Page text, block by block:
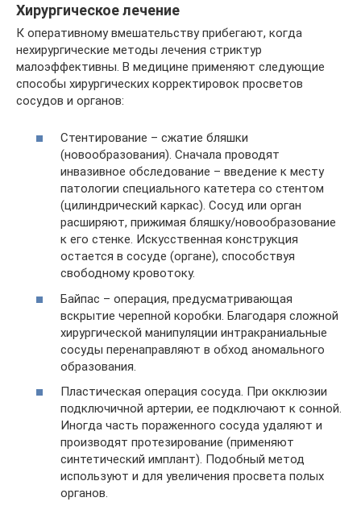
Хирургическое лечение
К оперативному вмешательству прибегают, когда
нехирургические методы лечения стриктур
малоэффективны. В медицине применяют следующие
способы хирургических корректировок просветов
сосудов и органов:
Стентирование – сжатие бляшки
(новообразования). Сначала проводят
инвазивное обследование – введение к месту
патологии специального катетера со стентом
(цилиндрический каркас). Сосуд или орган
расширяют, прижимая бляшку/новообразование
к его стенке. Искусственная конструкция
остается в сосуде (органе), способствуя
свободному кровотоку.
Байпас – операция, предусматривающая
вскрытие черепной коробки. Благодаря сложной
хирургической манипуляции интракраниальные
сосуды перенаправляют в обход аномального
образования.
Пластическая операция сосуда. При окклюзии
подключичной артерии, ее подключают к сонной.
Иногда часть пораженного сосуда удаляют и
производят протезирование (применяют
синтетический имплант). Подобный метод
используют и для увеличения просвета полых
органов.